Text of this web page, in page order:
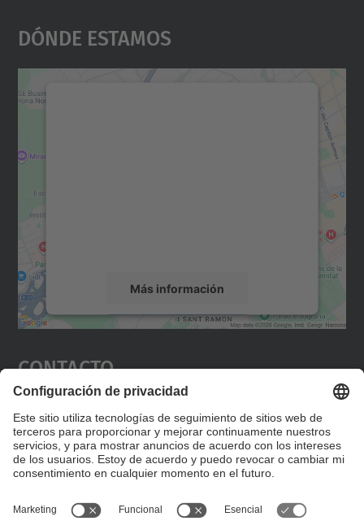
Dónde Estamos
Más información
Aceptar
powered by
Contacto
Editad en la página "Contacto personalizado", que
encontraréis en la raíz de español, vuestros datos
personalizados de contacto.
Formulario de contacto